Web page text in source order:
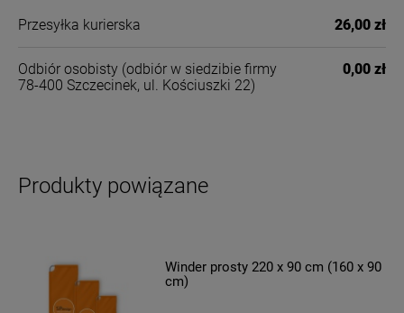
Przesyłka kurierska 26,00 zł
Odbiór osobisty (odbiór w siedzibie firmy
78-400 Szczecinek, ul. Kościuszki 22)
0,00 zł
Produkty powiązane
Winder prosty 220 x 90 cm (160 x 90
cm)